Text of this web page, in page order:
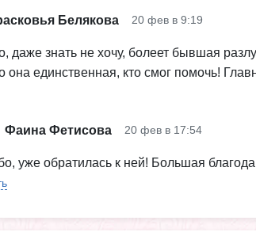
Белякова 20 фев в 9:19
даже знать не хочу, болеет бывшая
она единственная, кто смог помочь!
Фаина Фетисова 20 фев в 17:54
уже обратилась к ней! Большая